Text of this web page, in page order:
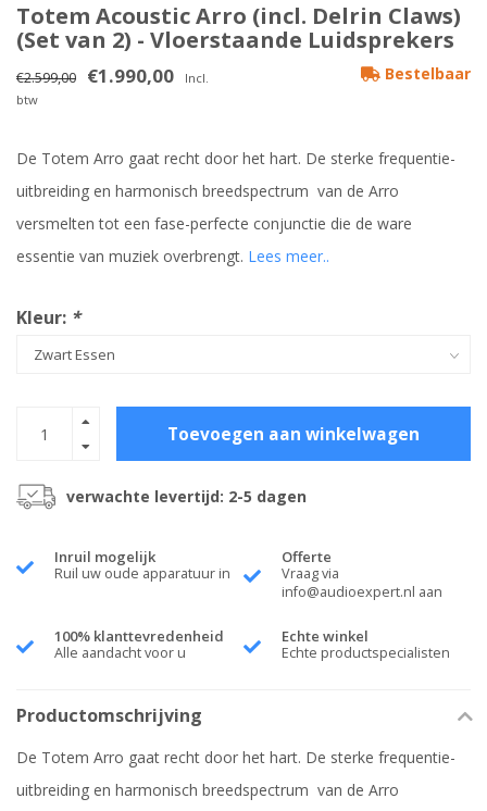
Totem Acoustic Arro (incl. Delrin Claws)
(Set van 2) - Vloerstaande Luidsprekers
€2.599,00 €1.990,00
Incl.
btw
Bestelbaar
De Totem Arro gaat recht door het hart. De sterke frequentie-
uitbreiding en harmonisch breedspectrum van de Arro
versmelten tot een fase-perfecte conjunctie die de ware
essentie van muziek overbrengt. Lees meer..
Kleur: *
Toevoegen aan winkelwagen
verwachte levertijd: 2-5 dagen
Inruil mogelijk
Ruil uw oude apparatuur in
Offerte
Vraag via
info@audioexpert.nl aan
100% klanttevredenheid
Alle aandacht voor u
Echte winkel
Echte productspecialisten
Productomschrijving
De Totem Arro gaat recht door het hart. De sterke frequentie-
uitbreiding en harmonisch breedspectrum van de Arro